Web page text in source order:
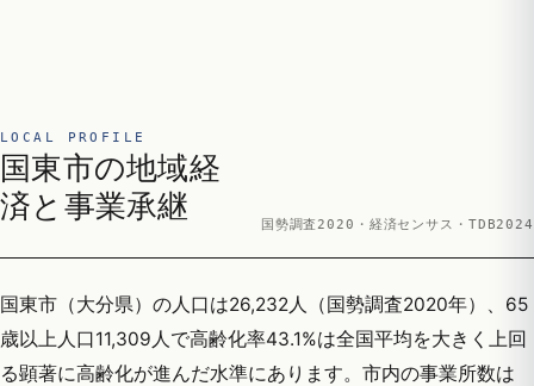
LOCAL PROFILE
国東市の地域経
済と事業承継
国勢調査2020・経済センサス・TDB2024
国東市（大分県）の人口は26,232人（国勢調査2020年）、65
歳以上人口11,309人で高齢化率43.1%は全国平均を大きく上回
る顕著に高齢化が進んだ水準にあります。市内の事業所数は